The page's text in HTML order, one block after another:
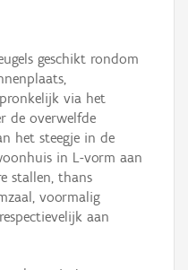
geschikt rondom
via het
de overwelfde
het steegje in de
in L-vorm aan
stallen, thans
voormalig
aan